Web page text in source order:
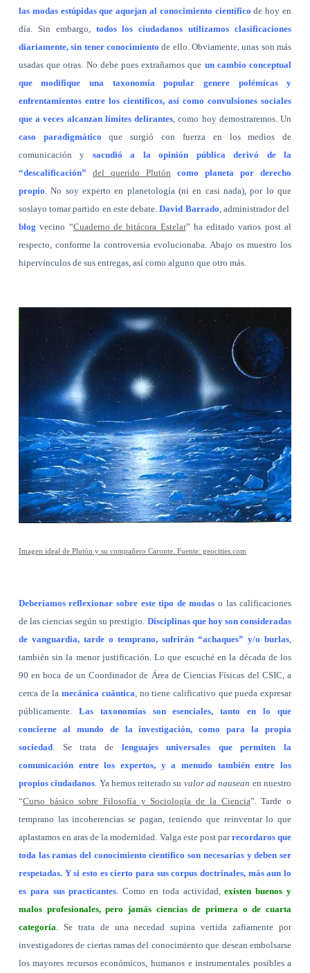
las modas estúpidas que aquejan al conocimiento científico de hoy en
día. Sin embargo,
todos los ciudadanos utilizamos clasificaciones
diariamente, sin tener conocimiento de ello. Obviamente, unas son más
usadas que otras. No debe pues extrañarnos que un cambio conceptual
que modifique una taxonomía popular genere polémicas y
enfrentamientos entre los científicos, así como convulsiones sociales
que a veces alcanzan límites delirantes , como hoy demostraremos. Un
caso paradigmático que surgió con fuerza en los medios de
comunicación y sacudió a la opinión pública derivó de la
“descalificación” del querido Plutón como planeta por derecho
propio . No soy experto en planetología (ni en casi nada), por lo que
soslayo tomar partido en este debate.David Barrado , administrador del
blogvecino “Cuaderno de bitácora Estelar” ha editado varios post al
respecto, conforme la controversia evolucionaba. Abajo os muestro los
hipervínculos de sus entregas, así como alguno que otro más.
Imagen ideal de Plutón y su compañero Caronte. Fuente: geocities.com
Deberíamos reflexionar sobre este tipo de modas o las calificaciones
de las ciencias según su prestigio. Disciplinas que hoy son consideradas
de vanguardia, tarde o temprano, sufrirán “achaques” y/o burlas,
también sin la menor justificación. Lo que escuché en la década de los
90 en boca de un Coordinador de Área de Ciencias Físicas del CSIC, a
cerca de la mecánica cuántica, no tiene calificativo que pueda expresar
públicamente. Las taxonomías son esenciales, tanto en lo que
concierne al mundo de la investigación, como para la propia
sociedad. Se trata de lenguajes universales que permiten la
comunicación entre los expertos, y a menudo también entre los
propios ciudadanos. Ya hemos reiterado su valor ad nausean en nuestro
“Curso básico sobre Filosofía y Sociología de la Ciencia”. Tarde o
temprano las incoherencias se pagan, teniendo que reinventar lo que
aplastamos en aras de la modernidad. Valga este post parrecordaros que
toda las ramas del conocimiento científico son necesarias y deben ser
respetadas. Y si esto es cierto para sus corpus doctrinales, más aun lo
es para sus practicantes. Como en toda actividad,existen buenos y
malos profesionales, pero jamás ciencias de primera o de cuarta
categoría. Se trata de una necedad supina vertida zafiamente por
investigadores de ciertas ramas del conocimiento que desean embolsarse
los mayores recursos económicos, humanos e instrumentales posibles a